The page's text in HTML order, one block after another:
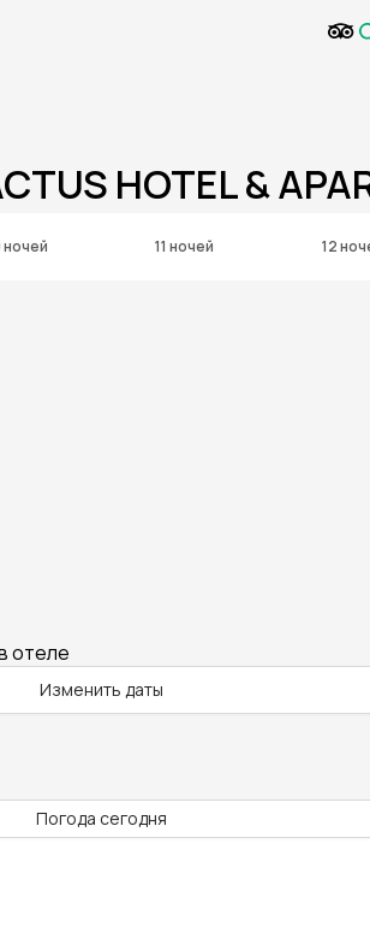
HOTEL &
ночей 11 ночей 12
отеле
Изменить даты
Погода сегодня